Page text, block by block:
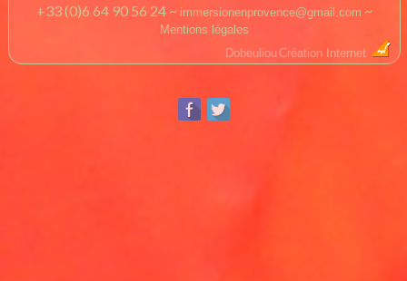
+33 (0)6 64 90 56 24 ~ immersionenprovence@gmail.com ~
Mentions légales
Dobeuliou Création Internet